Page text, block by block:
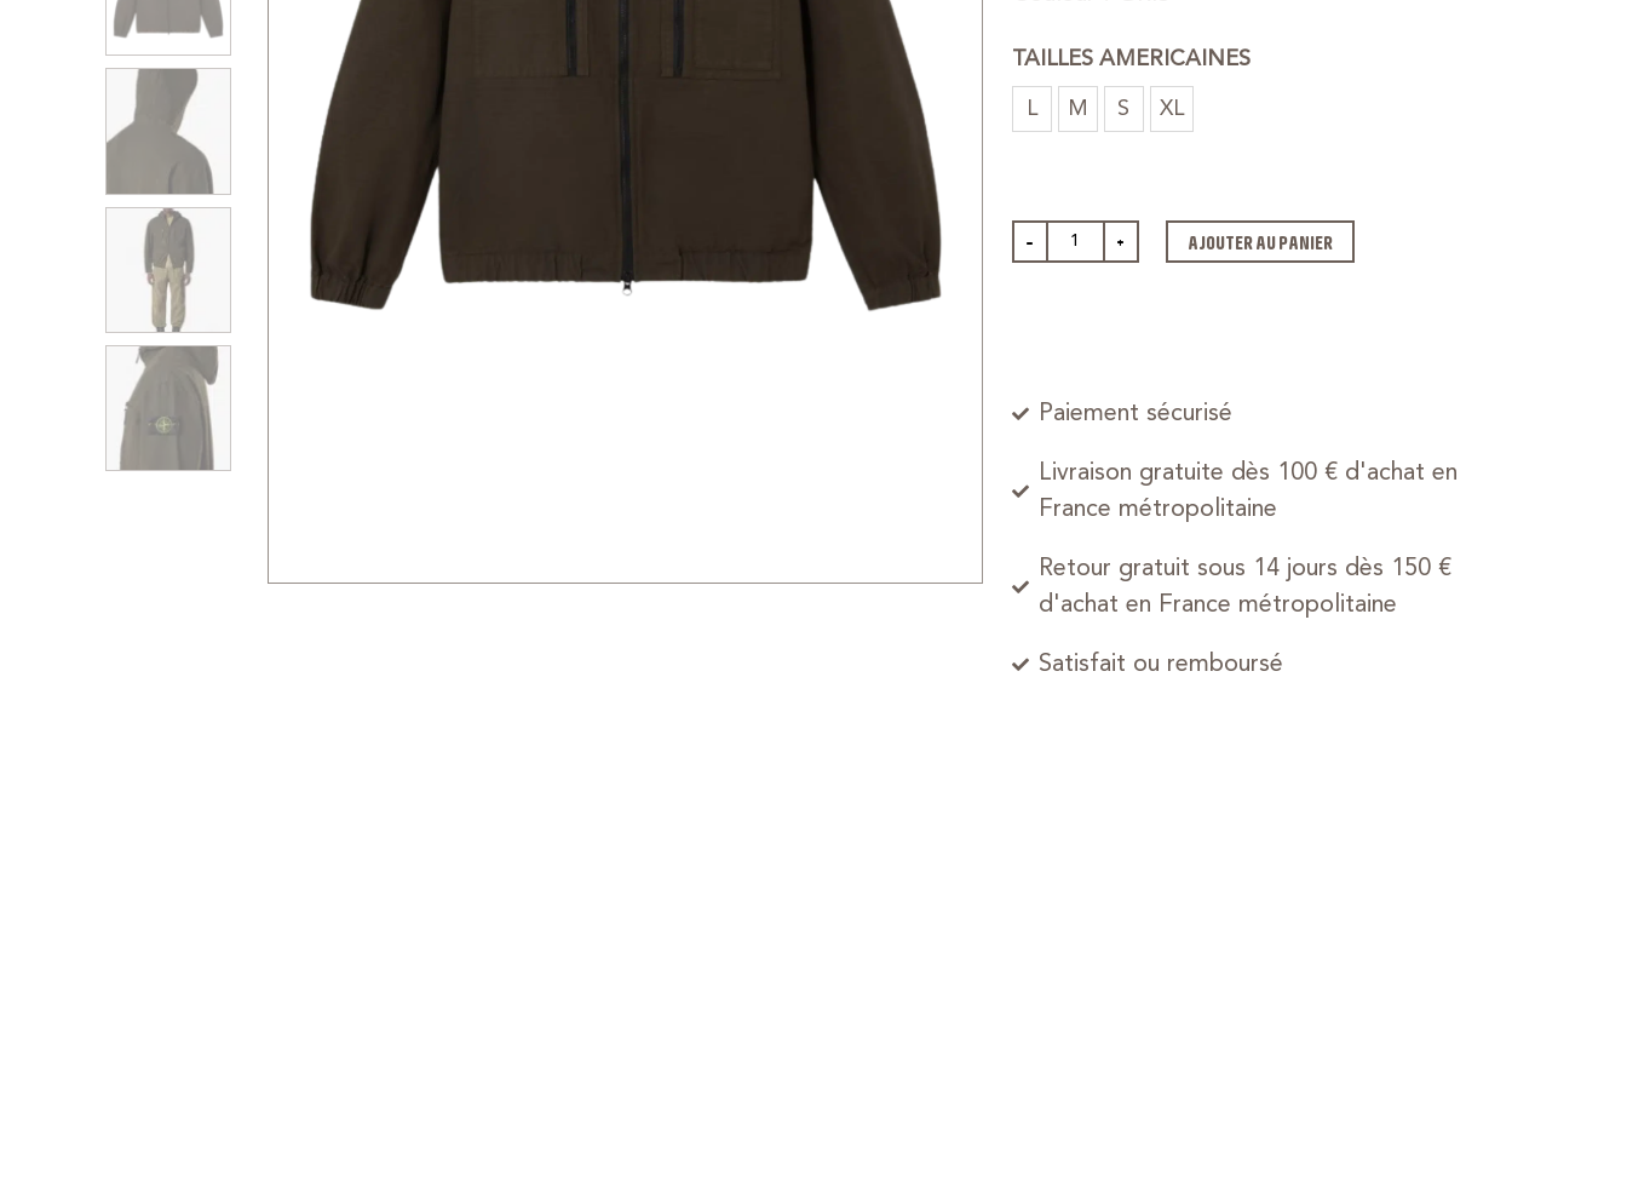
TAILLES AMERICAINES
L M S XL
- + AJOUTER AU PANIER
Paiement sécurisé
Livraison gratuite dès 100 € d'achat en
France métropolitaine
Retour gratuit sous 14 jours dès 150 €
d'achat en France métropolitaine
Satisfait ou remboursé